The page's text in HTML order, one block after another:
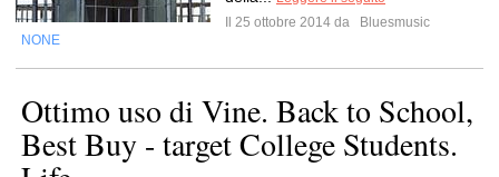
Il 25 ottobre 2014 da
Bluesmusic
NONE
Ottimo uso di Vine. Back to School,
Best Buy - target College Students.